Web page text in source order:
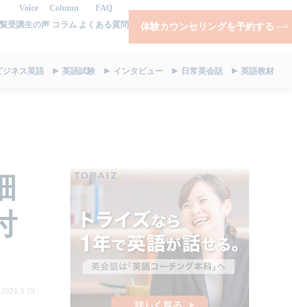
Voice
受講生の声
Column
コラム
FAQ
よくある質問
体験カウンセリングを予約する
ジネス英語 英語試験 インタビュー 日常英会話 英語教材
2024.3.19